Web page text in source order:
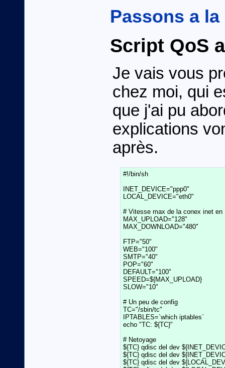
Passons a
Script QoS
Je vais vous
chez moi, qui
que j'ai pu
explications
après.
#!/bin/sh
INET_DEVICE="ppp0"
LOCAL_DEVICE="eth0"
# Vitesse max de la conex inet en
MAX_UPLOAD="128"
MAX_DOWNLOAD="480"
FTP="50"
WEB="100"
SMTP="40"
POP="60"
DEFAULT="100"
SPEED=${MAX_UPLOAD}
SLOW="10"
# Un peu de config
TC="/sbin/tc"
IPTABLES=`which iptables`
echo "TC: ${TC}"
# Netoyage
${TC} qdisc del dev
${TC} qdisc del dev
${TC} qdisc del dev